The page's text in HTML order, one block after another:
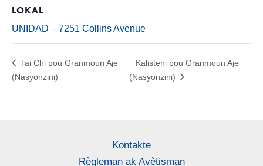
LOKAL
UNIDAD – 7251 Collins Avenue
Tai Chi pou Granmoun Aje
(Nasyonzini)
Kalisteni pou Granmoun Aje
(Nasyonzini)
Kontakte
Règleman ak Avètisman